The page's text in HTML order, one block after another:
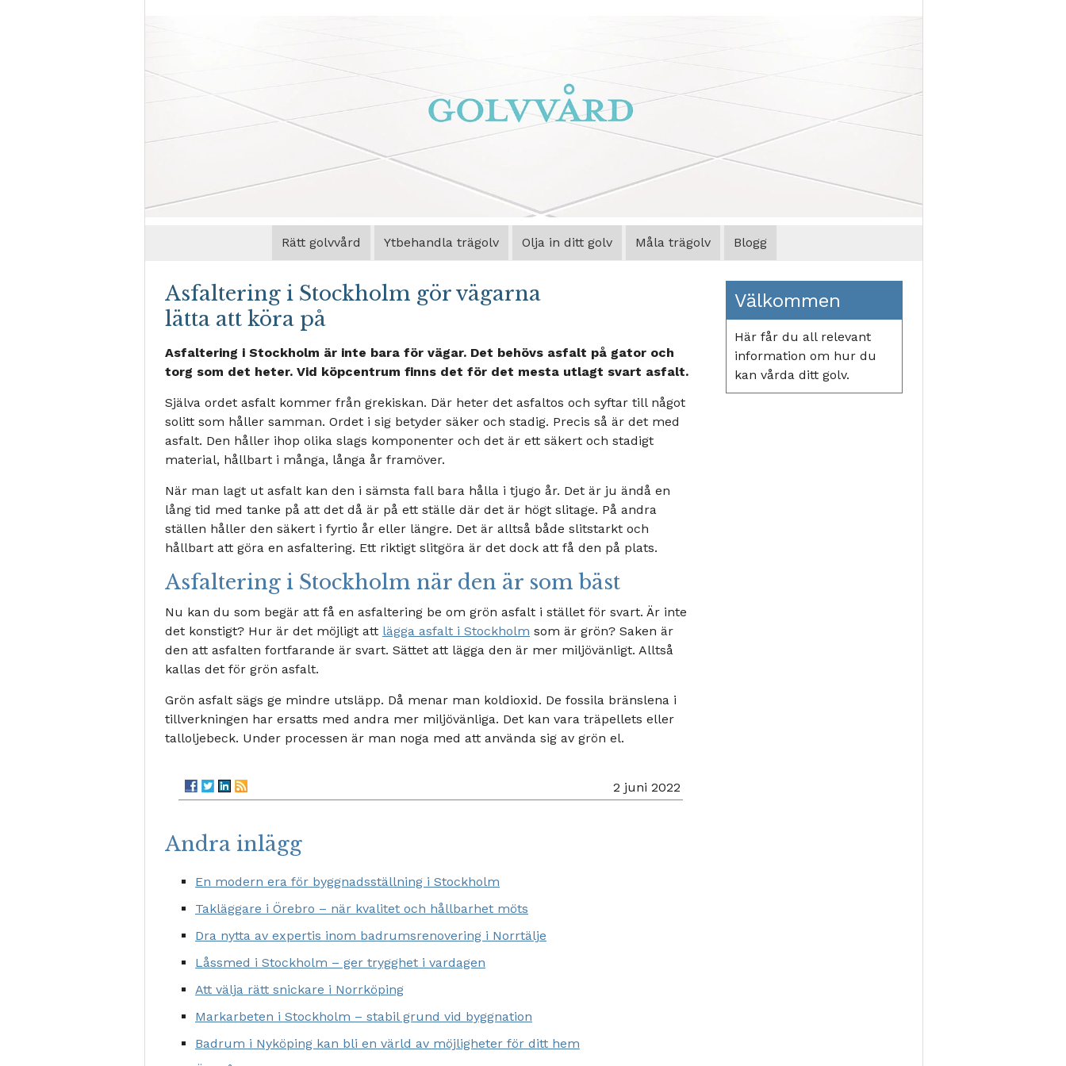
Rätt golvvård Ytbehandla trägolv Olja in ditt golv Måla trägolv Blogg
Asfaltering i Stockholm gör vägarna
lätta att köra på
Asfaltering i Stockholm är inte bara för vägar. Det behövs asfalt på gator och
torg som det heter. Vid köpcentrum finns det för det mesta utlagt svart asfalt.
Själva ordet asfalt kommer från grekiskan. Där heter det asfaltos och syftar till något
solitt som håller samman. Ordet i sig betyder säker och stadig. Precis så är det med
asfalt. Den håller ihop olika slags komponenter och det är ett säkert och stadigt
material, hållbart i många, långa år framöver.
När man lagt ut asfalt kan den i sämsta fall bara hålla i tjugo år. Det är ju ändå en
lång tid med tanke på att det då är på ett ställe där det är högt slitage. På andra
ställen håller den säkert i fyrtio år eller längre. Det är alltså både slitstarkt och
hållbart att göra en asfaltering. Ett riktigt slitgöra är det dock att få den på plats.
Asfaltering i Stockholm när den är som bäst
Nu kan du som begär att få en asfaltering be om grön asfalt i stället för svart. Är inte
det konstigt? Hur är det möjligt att lägga asfalt i Stockholm som är grön? Saken är
den att asfalten fortfarande är svart. Sättet att lägga den är mer miljövänligt. Alltså
kallas det för grön asfalt.
Grön asfalt sägs ge mindre utsläpp. Då menar man koldioxid. De fossila bränslena i
tillverkningen har ersatts med andra mer miljövänliga. Det kan vara träpellets eller
talloljebeck. Under processen är man noga med att använda sig av grön el.
2 juni 2022
Andra inlägg
En modern era för byggnadsställning i Stockholm
Takläggare i Örebro – när kvalitet och hållbarhet möts
Dra nytta av expertis inom badrumsrenovering i Norrtälje
Låssmed i Stockholm – ger trygghet i vardagen
Att välja rätt snickare i Norrköping
Markarbeten i Stockholm – stabil grund vid byggnation
Badrum i Nyköping kan bli en värld av möjligheter för ditt hem
Välkommen
Här får du all relevant
information om hur du
kan vårda ditt golv.